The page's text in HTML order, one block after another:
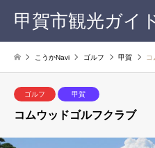
甲賀市観光ガイ
こうかNavi ゴルフ 甲賀 コ
ゴルフ 甲賀
コムウッドゴルフクラブ